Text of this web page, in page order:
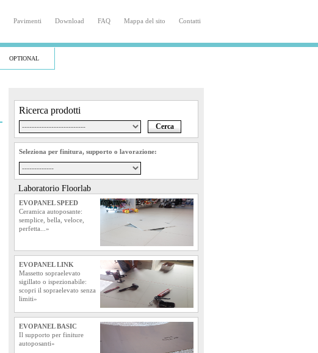
Pavimenti Download FAQ Mappa del sito Contatti
OPTIONAL
Ricerca prodotti
Seleziona per finitura, supporto o lavorazione:
Laboratorio Floorlab
EVOPANEL SPEED
Ceramica autoposante:
semplice, bella, veloce,
perfetta...»
EVOPANEL LINK
Massetto sopraelevato
sigillato o ispezionabile:
scopri il sopraelevato senza
limiti»
EVOPANEL BASIC
Il supporto per finiture
autoposanti»